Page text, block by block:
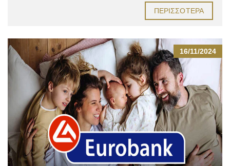
ΠΕΡΙΣΣΌΤΕΡΑ
16/11/2024